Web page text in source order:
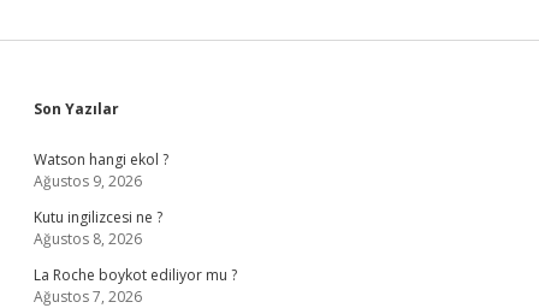
Sidebar
Son Yazılar
Watson hangi ekol ?
Ağustos 9, 2026
Kutu ingilizcesi ne ?
Ağustos 8, 2026
La Roche boykot ediliyor mu ?
Ağustos 7, 2026